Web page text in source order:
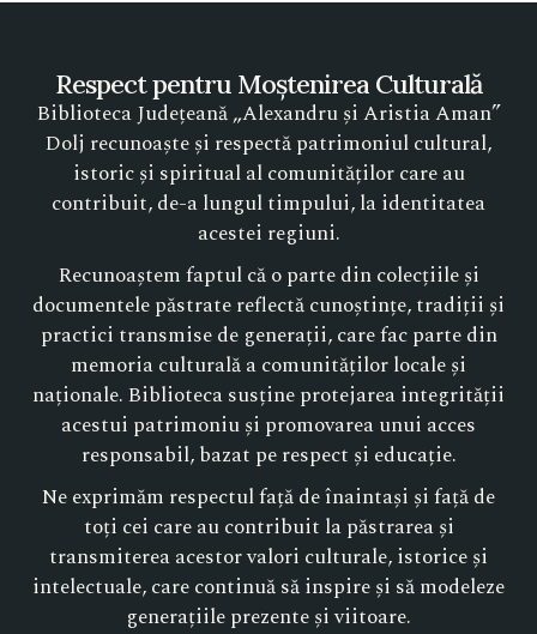
Respect pentru Moștenirea Culturală
Biblioteca Județeană „Alexandru și Aristia Aman”
Dolj recunoaște și respectă patrimoniul cultural,
istoric și spiritual al comunităților care au
contribuit, de-a lungul timpului, la identitatea
acestei regiuni.
Recunoaștem faptul că o parte din colecțiile și
documentele păstrate reflectă cunoștințe, tradiții și
practici transmise de generații, care fac parte din
memoria culturală a comunităților locale și
naționale. Biblioteca susține protejarea integrității
acestui patrimoniu și promovarea unui acces
responsabil, bazat pe respect și educație.
Ne exprimăm respectul față de înaintași și față de
toți cei care au contribuit la păstrarea și
transmiterea acestor valori culturale, istorice și
intelectuale, care continuă să inspire și să modeleze
generațiile prezente și viitoare.